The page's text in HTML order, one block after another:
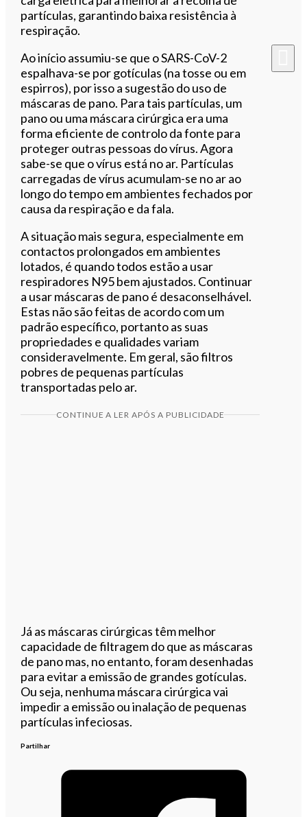
partículas, garantindo baixa resistência à
respiração.
Ao início assumiu-se que o SARS-CoV-2
espalhava-se por gotículas (na tosse ou em
espirros), por isso a sugestão do uso de
máscaras de pano. Para tais partículas, um
pano ou uma máscara cirúrgica era uma
forma eficiente de controlo da fonte para
proteger outras pessoas do vírus. Agora
sabe-se que o vírus está no ar. Partículas
carregadas de vírus acumulam-se no ar ao
longo do tempo em ambientes fechados por
causa da respiração e da fala.
A situação mais segura, especialmente em
contactos prolongados em ambientes
lotados, é quando todos estão a usar
respiradores N95 bem ajustados. Continuar
a usar máscaras de pano é desaconselhável.
Estas não são feitas de acordo com um
padrão específico, portanto as suas
propriedades e qualidades variam
consideravelmente. Em geral, são filtros
pobres de pequenas partículas
transportadas pelo ar.
CONTINUE A LER APÓS A PUBLICIDADE
Já as máscaras cirúrgicas têm melhor
capacidade de filtragem do que as máscaras
de pano mas, no entanto, foram desenhadas
para evitar a emissão de grandes gotículas.
Ou seja, nenhuma máscara cirúrgica vai
impedir a emissão ou inalação de pequenas
partículas infeciosas.
Partilhar